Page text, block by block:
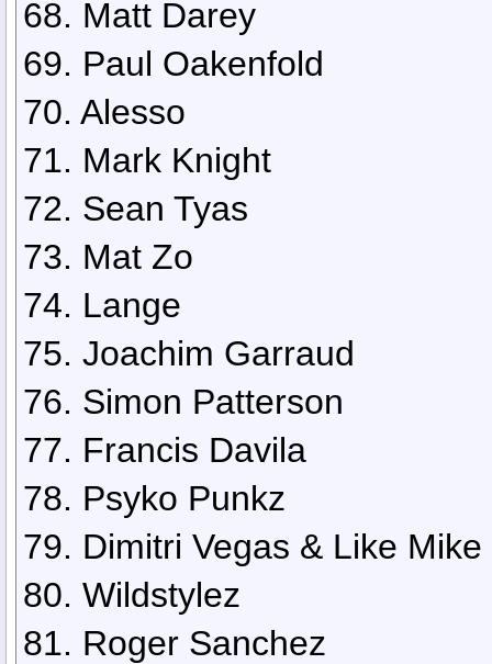
68. Matt Darey
69. Paul Oakenfold
70. Alesso
71. Mark Knight
72. Sean Tyas
73. Mat Zo
74. Lange
75. Joachim Garraud
76. Simon Patterson
77. Francis Davila
78. Psyko Punkz
79. Dimitri Vegas & Like Mike
80. Wildstylez
81. Roger Sanchez